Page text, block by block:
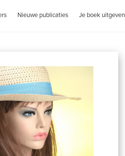
Nieuwe publicaties Je boek uitgeven